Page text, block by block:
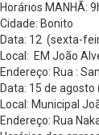
Horários MANHÃ:
Cidade: Bonito
Data: 12 (sexta-
Local: EM João
Endereço: Rua :
Data: 15 de
Local: Municipal
Endereço: Rua